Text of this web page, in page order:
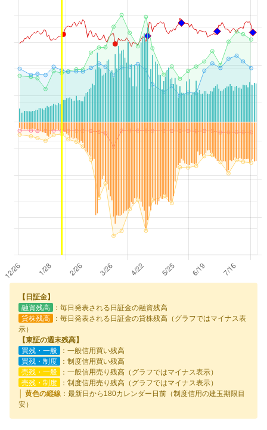
【日証金】
融資残高
：毎日発表される日証金の融資残高
貸株残高
：毎日発表される日証金の貸株残高（グラフではマイナス表
示）
【東証の週末残高】
買残・一般
：一般信用買い残高
買残・制度
：制度信用買い残高
売残・一般
：一般信用売り残高（グラフではマイナス表示）
売残・制度
：制度信用売り残高（グラフではマイナス表示）
│ 黄色の縦線 ：最新日から180カレンダー日前（制度信用の建玉期限目
安）